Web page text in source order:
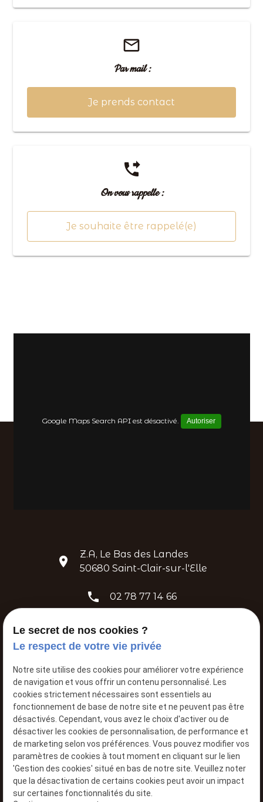
mail_outline
Par mail :
Je prends contact
phone_forwarded
On vous rappelle :
Je souhaite être rappelé(e)
Google Maps Search API est désactivé. Autoriser
place
Z.A, Le Bas des Landes
50680 Saint-Clair-sur-l'Elle
phone 02 78 77 14 66
mail contact@atelier-mecanique-de-romain.fr
L’atelier mecanique
Garagiste à SAINT CLAIR SUR L'ELLE
Le secret de nos cookies ?
Le respect de votre vie privée
Notre site utilise des cookies pour améliorer votre expérience
de navigation et vous offrir un contenu personnalisé. Les
cookies strictement nécessaires sont essentiels au
fonctionnement de base de notre site et ne peuvent pas être
désactivés. Cependant, vous avez le choix d'activer ou de
désactiver les cookies de personnalisation, de performance et
de marketing selon vos préférences. Vous pouvez modifier vos
paramètres de cookies à tout moment en cliquant sur le lien
'Gestion des cookies' situé en bas de notre site. Veuillez noter
que la désactivation de certains cookies peut avoir un impact
sur certaines fonctionnalités du site.